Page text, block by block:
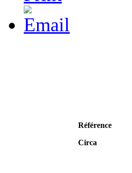
Référence
Circa